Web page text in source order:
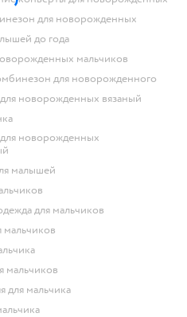
для новорожденных
до года
мальчиков
для новорожденного
новорожденных вязаный
малышей
для мальчиков
мальчиков
мальчиков
для мальчика